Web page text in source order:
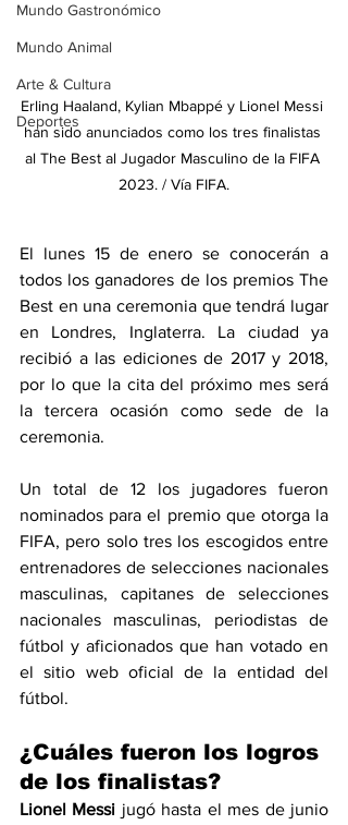
Mundo Gastronómico
Mundo Animal
Arte & Cultura
Deportes
Erling Haaland, Kylian Mbappé y Lionel Messi
han sido anunciados como los tres finalistas
al The Best al Jugador Masculino de la FIFA
2023. / Vía FIFA.
El lunes 15 de enero se conocerán a
todos los ganadores de los premios The
Best en una ceremonia que tendrá lugar
en Londres, Inglaterra. La ciudad ya
recibió a las ediciones de 2017 y 2018,
por lo que la cita del próximo mes será
la tercera ocasión como sede de la
ceremonia.
Un total de 12 los jugadores fueron
nominados para el premio que otorga la
FIFA, pero solo tres los escogidos entre
entrenadores de selecciones nacionales
masculinas, capitanes de selecciones
nacionales masculinas, periodistas de
fútbol y aficionados que han votado en
el sitio web oficial de la entidad del
fútbol.
¿Cuáles fueron los logros
de los finalistas?
Lionel Messi jugó hasta el mes de junio